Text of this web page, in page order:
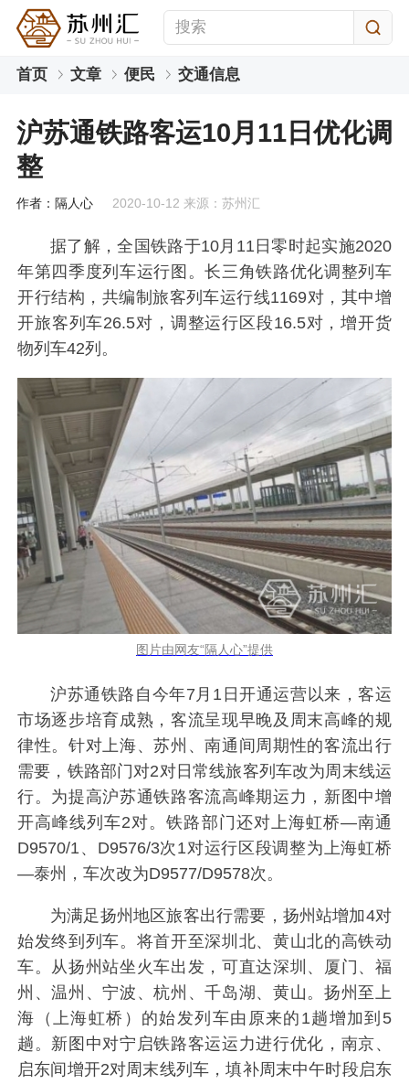
首页 文章 便民 交通信息
沪苏通铁路客运10月11日优化调
整
作者：隔人心 2020-10-12 来源：苏州汇
据了解，全国铁路于10月11日零时起实施2020
年第四季度列车运行图。长三角铁路优化调整列车
开行结构，共编制旅客列车运行线1169对，其中增
开旅客列车26.5对，调整运行区段16.5对，增开货
物列车42列。
图片由网友“隔人心”提供
沪苏通铁路自今年7月1日开通运营以来，客运
市场逐步培育成熟，客流呈现早晚及周末高峰的规
律性。针对上海、苏州、南通间周期性的客流出行
需要，铁路部门对2对日常线旅客列车改为周末线运
行。为提高沪苏通铁路客流高峰期运力，新图中增
开高峰线列车2对。铁路部门还对上海虹桥—南通
D9570/1、D9576/3次1对运行区段调整为上海虹桥
—泰州，车次改为D9577/D9578次。
为满足扬州地区旅客出行需要，扬州站增加4对
始发终到列车。将首开至深圳北、黄山北的高铁动
车。从扬州站坐火车出发，可直达深圳、厦门、福
州、温州、宁波、杭州、千岛湖、黄山。扬州至上
海（上海虹桥）的始发列车由原来的1趟增加到5
趟。新图中对宁启铁路客运运力进行优化，南京、
启东间增开2对周末线列车，填补周末中午时段启东